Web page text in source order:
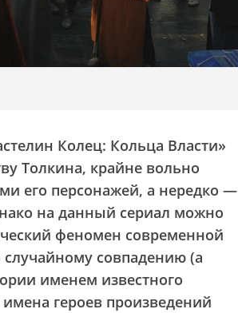
Колец: Кольца Власти»
Толкина, крайне вольно
его персонажей, а нередко —
на данный сериал можно
феномен современной
совпадению (а
именем известного
героев произведений